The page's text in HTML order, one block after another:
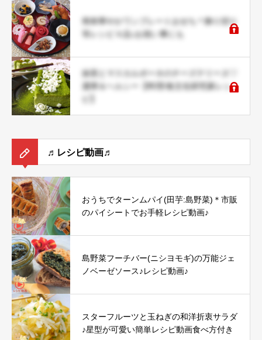
簡単華やかワンプレートおせち＊飾り切り
等レシピ４品♪お祝い事にも
抹茶とマスカルポーネのチーズテリーヌ♡
濃厚＆ヘルシー【料理/食文化研究家レシ
♬レシピ動画♬
おうちでターンムパイ(田芋:島野菜)＊市販
のパイシートでお手軽レシピ動画♪
島野菜フーチバー(ニシヨモギ)の万能ジェ
ノベーゼソース♪レシピ動画♪
スターフルーツと玉ねぎの和洋折衷サラダ
♪星型が可愛い簡単レシピ動画食べ方付き